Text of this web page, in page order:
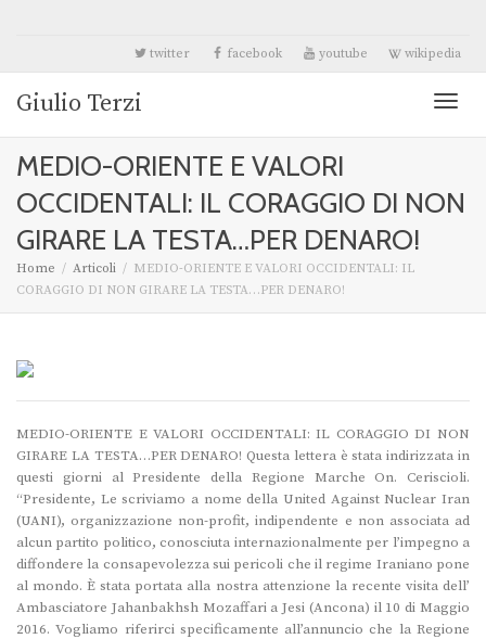
twitter facebook youtube wikipedia
Giulio Terzi
MEDIO-ORIENTE E VALORI
OCCIDENTALI: IL CORAGGIO DI NON
GIRARE LA TESTA…PER DENARO!
Home Articoli
MEDIO-ORIENTE E VALORI OCCIDENTALI: IL
CORAGGIO DI NON GIRARE LA TESTA…PER DENARO!
MEDIO-ORIENTE E VALORI OCCIDENTALI: IL CORAGGIO DI NON
GIRARE LA TESTA…PER DENARO! Questa lettera è stata indirizzata in
questi giorni al Presidente della Regione Marche On. Ceriscioli.
“Presidente, Le scriviamo a nome della United Against Nuclear Iran
(UANI), organizzazione non-profit, indipendente e non associata ad
alcun partito politico, conosciuta internazionalmente per l’impegno a
diffondere la consapevolezza sui pericoli che il regime Iraniano pone
al mondo. È stata portata alla nostra attenzione la recente visita dell’
Ambasciatore Jahanbakhsh Mozaffari a Jesi (Ancona) il 10 di Maggio
2016. Vogliamo riferirci specificamente all’annuncio che la Regione